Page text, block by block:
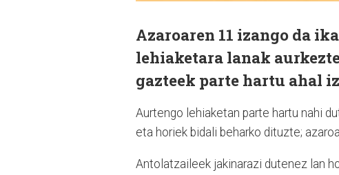
Azaroaren 11 izango da
lehiaketara lanak
gazteek parte hartu ahal
Aurtengo lehiaketan parte hartu nahi
eta horiek bidali beharko dituzte;
Antolatzaileek jakinarazi dutenez lan